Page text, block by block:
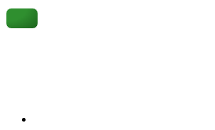
Get 30% off your first purchase